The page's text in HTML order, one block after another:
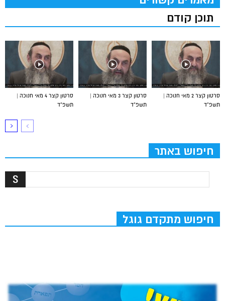
תוכן קודם
סרטון קצר 4 מאי חנוכה |
תשפ”ד
סרטון קצר 3 מאי חנוכה |
תשפ”ד
סרטון קצר 2 מאי חנוכה |
תשפ”ד
חיפוש באתר
חיפוש מתקדם גוגל